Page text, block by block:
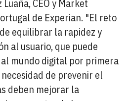
CEO y Market
de Experian. "El reto
equilibrar la rapidez y
al usuario, que puede
mundo digital por primera
de prevenir el
deben mejorar la